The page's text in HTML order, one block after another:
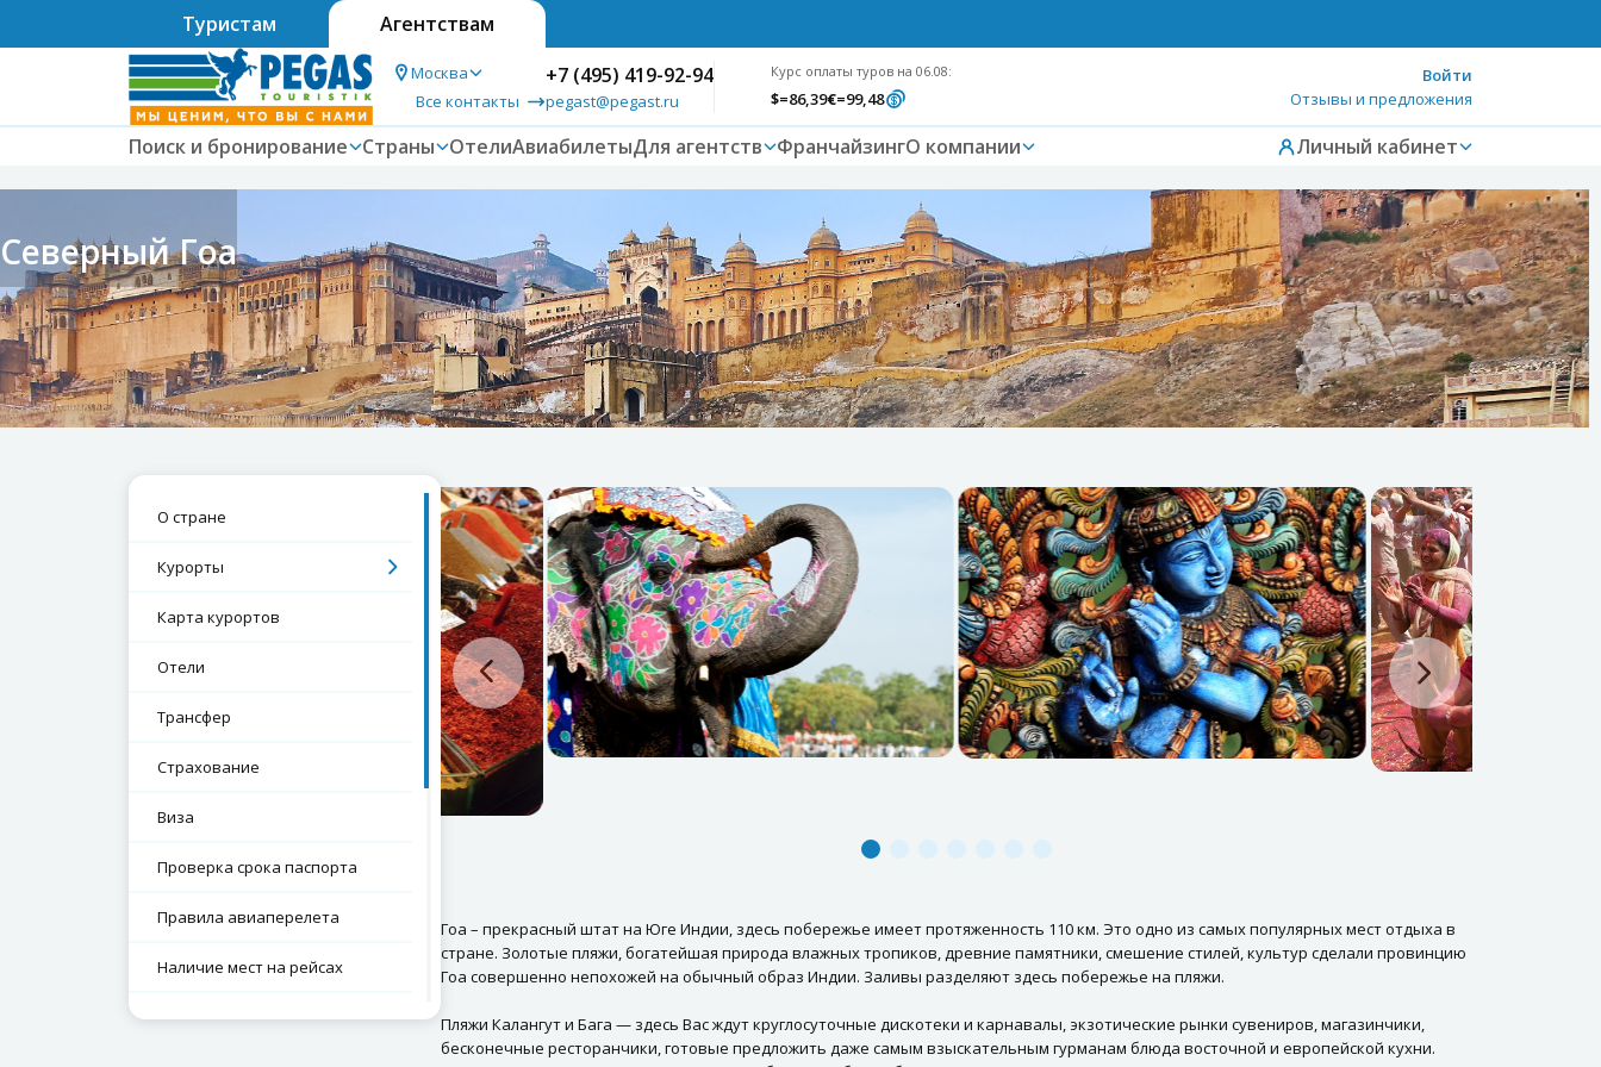
Туристам Агентствам
Москва
Все контакты
+7 (495) 419-92-94
pegast@pegast.ru
Курс оплаты туров на 06.08:
$=86,39€=99,48
Войти
Отзывы и предложения
Поиск и бронирование Страны ОтелиАвиабилетыДля агентств ФранчайзингО компании Личный кабинет
Северный Гоа
О стране
Курорты
Карта курортов
Отели
Трансфер
Страхование
Виза
Проверка срока паспорта
Правила авиаперелета
Наличие мест на рейсах
Экскурсии
Гоа – прекрасный штат на Юге Индии, здесь побережье имеет протяженность 110 км. Это одно из самых популярных мест отдыха в
стране. Золотые пляжи, богатейшая природа влажных тропиков, древние памятники, смешение стилей, культур сделали провинцию
Гоа совершенно непохожей на обычный образ Индии. Заливы разделяют здесь побережье на пляжи.
Пляжи Калангут и Бага — здесь Вас ждут круглосуточные дискотеки и карнавалы, экзотические рынки сувениров, магазинчики,
бесконечные ресторанчики, готовые предложить даже самым взыскательным гурманам блюда восточной и европейской кухни.